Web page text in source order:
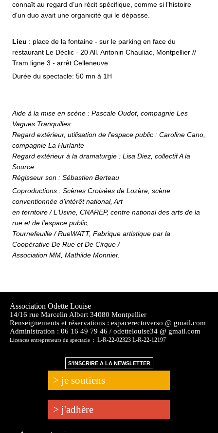
connaît au regard d’un récit spécifique, comme si l'histoire
d'un duo avait une organicité qui le dépasse.
Lieu : place de la fontaine - sur le parking en face du
restaurant Le Déclic - 20 All. Antonin Chauliac, Montpellier //
Tram ligne 3 - arrêt Celleneuve
Durée du spectacle: 50 mn à 1H
Aide à la mise en scène : Pascale Oudot, compagnie Les
Vagues Tranquilles
Regard extérieur, utilisation de l’espace public : Caroline Cano,
compagnie La Hurlante
Regard extérieur à la dramaturgie : Lisa Diez, collectif A la
Source
Régisseur son : Sébastien Berteau
Coproductions : Scènes Croisées de Lozère, scène
conventionnée d’intérêt national, Art
en territoire / L’Usine, CNAREP, centre national des arts de la
rue et de l’espace public,
Tournefeuille / RueWATT, Fabrique artistique par la
Coopérative De Rue et De Cirque /
Association MM, Mathilde Monnier.
Association Odette Louise
14/16 rue Marcelin Albert 34080 Montpellier
Renseignements et réservations : espacerectoverso @ gmail.com
Administration : 06 16 49 79 46 / odettelouise34 @ gmail.com
Licences entrepreneurs du spectacle : L-R-22-02323 L-R-22-12197
S'INSCRIRE A LA NEWSLETTER
> je soutiens
> j'adhère